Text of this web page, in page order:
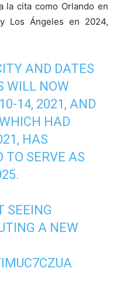
la cita como Orlando en
Los Ángeles en 2024,
AND DATES
WILL NOW
14, 2021, AND
HAD
HAS
TO SERVE AS
SEEING
A NEW